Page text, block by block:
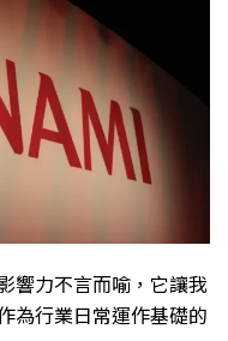
響力不言而喻，它讓我
為行業日常運作基礎的